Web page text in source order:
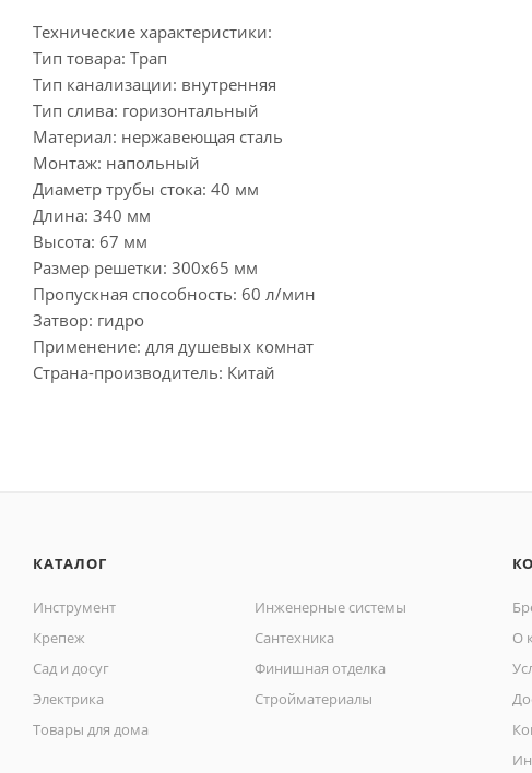
Технические характеристики:
Тип товара: Трап
Тип канализации: внутренняя
Тип слива: горизонтальный
Материал: нержавеющая сталь
Монтаж: напольный
Диаметр трубы стока: 40 мм
Длина: 340 мм
Высота: 67 мм
Размер решетки: 300х65 мм
Пропускная способность: 60 л/мин
Затвор: гидро
Применение: для душевых комнат
Страна-производитель: Китай
КАТАЛОГ
Инструмент
Инженерные системы
Крепеж
Сантехника
Сад и досуг
Финишная отделка
Электрика
Стройматериалы
Товары для дома
О